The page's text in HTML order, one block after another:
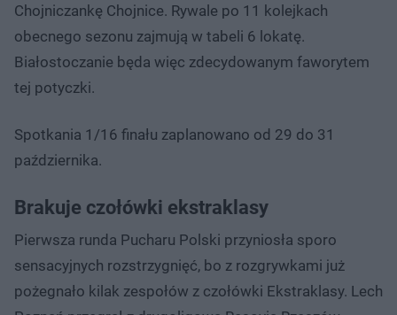
Chojniczankę Chojnice. Rywale po 11 kolejkach
obecnego sezonu zajmują w tabeli 6 lokatę.
Białostoczanie będa więc zdecydowanym faworytem
tej potyczki.
Spotkania 1/16 finału zaplanowano od 29 do 31
października.
Brakuje czołówki ekstraklasy
Pierwsza runda Pucharu Polski przyniosła sporo
sensacyjnych rozstrzygnięć, bo z rozgrywkami już
pożegnało kilak zespołów z czołówki Ekstraklasy. Lech